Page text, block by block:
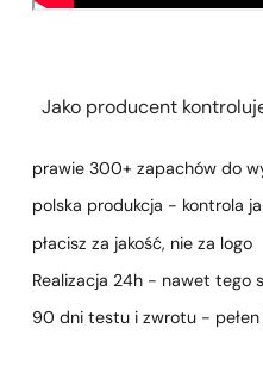
Jako producent
prawie 300+ zapachów do
polska produkcja - kontrola
płacisz za jakość, nie za logo
Realizacja 24h - nawet tego
90 dni testu i zwrotu - pełen